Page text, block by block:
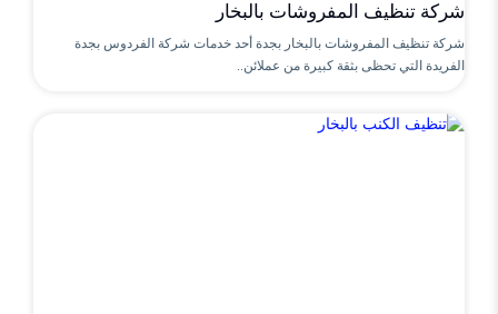
شركة تنظيف المفروشات بالبخار
شركة تنظيف المفروشات بالبخار بجدة أحد خدمات شركة الفردوس بجدة
الفريدة التي تحظى بثقة كبيرة من عملائن..